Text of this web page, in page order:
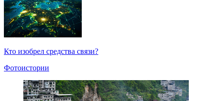
Кто изобрел средства связи?
Фотоистории